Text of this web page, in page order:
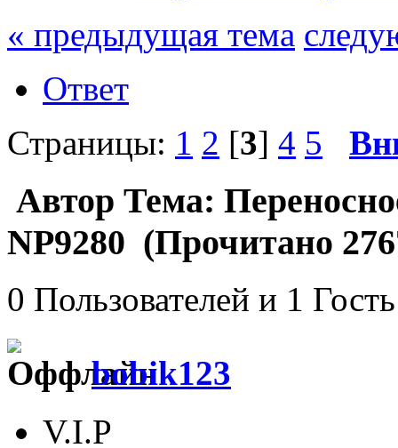
« предыдущая тема
Ответ
Страницы: 1 2 [3] 4 5
Автор Тема:
NP9280 (Прочитано
0 Пользователей и 1
bobik123
V.I.P